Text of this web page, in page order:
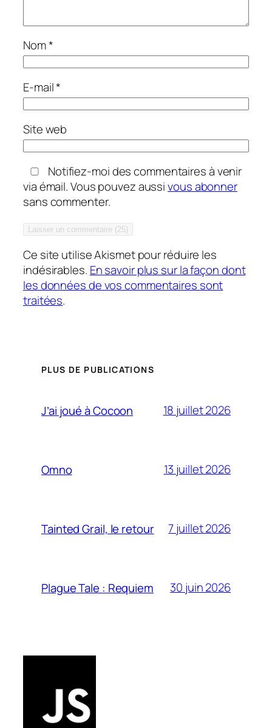
Nom*
E-mail*
Site web
Notifiez-moi des commentaires à venir
via émail. Vous pouvez aussivous abonner
sans commenter.
Ce site utilise Akismet pour réduire les
indésirables. En savoir plus sur la façon dont
les données de vos commentaires sont
traitées.
PLUS DE PUBLICATIONS
J’ai joué à Cocoon 18 juillet 2026
Omno 13 juillet 2026
Tainted Grail, le retour 7 juillet 2026
Plague Tale : Requiem 30 juin 2026